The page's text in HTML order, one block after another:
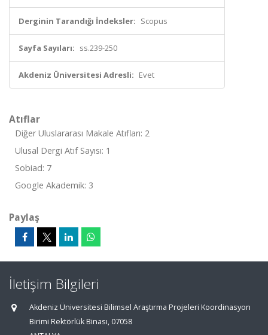
Derginin Tarandığı İndeksler: Scopus
Sayfa Sayıları: ss.239-250
Akdeniz Üniversitesi Adresli: Evet
Atıflar
Diğer Uluslararası Makale Atıfları: 2
Ulusal Dergi Atıf Sayısı: 1
Sobiad: 7
Google Akademik: 3
Paylaş
İletişim Bilgileri
Akdeniz Üniversitesi Bilimsel Araştırma Projeleri Koordinasyon
Birimi Rektörlük Binası, 07058